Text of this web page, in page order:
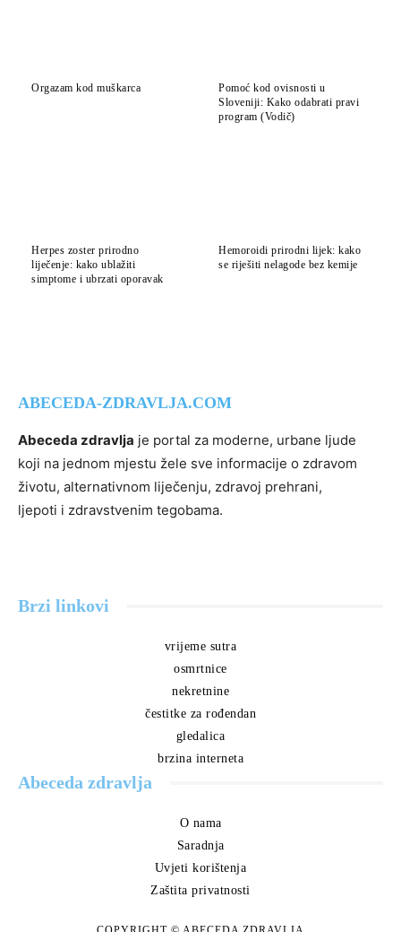
Orgazam kod muškarca
Pomoć kod ovisnosti u
Sloveniji: Kako odabrati pravi
program (Vodič)
Herpes zoster prirodno
liječenje: kako ublažiti
simptome i ubrzati oporavak
Hemoroidi prirodni lijek: kako
se riješiti nelagode bez kemije
ABECEDA-ZDRAVLJA.COM
Abeceda zdravlja je portal za moderne, urbane ljude
koji na jednom mjestu žele sve informacije o zdravom
životu, alternativnom liječenju, zdravoj prehrani,
ljepoti i zdravstvenim tegobama.
Brzi linkovi
vrijeme sutra
osmrtnice
nekretnine
čestitke za rođendan
gledalica
brzina interneta
Abeceda zdravlja
O nama
Saradnja
Uvjeti korištenja
Zaštita privatnosti